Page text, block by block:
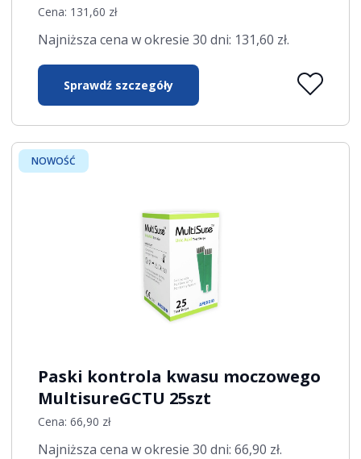
Cena: 131,60 zł
Najniższa cena w okresie 30 dni: 131,60 zł.
Sprawdź szczegóły
NOWOŚĆ
Paski kontrola kwasu moczowego
MultisureGCTU 25szt
Cena:66,90 zł
Najniższa cena w okresie 30 dni:66,90 zł.